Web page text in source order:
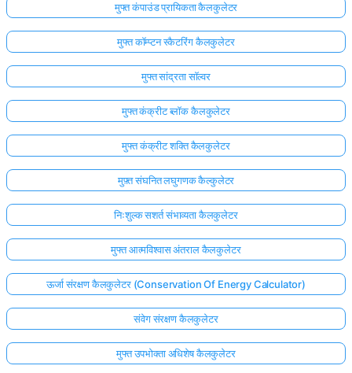
मुफ्त कंपाउंड प्रायिकता कैलकुलेटर
मुफ्त कॉम्प्टन स्कैटरिंग कैलकुलेटर
मुफ्त सांद्रता सॉल्वर
मुफ्त कंक्रीट ब्लॉक कैलकुलेटर
मुफ्त कंक्रीट शक्ति कैलकुलेटर
मुफ़्त संघनित लघुगणक कैल्कुलेटर
निःशुल्क सशर्त संभाव्यता कैलकुलेटर
मुफ्त आत्मविश्वास अंतराल कैलकुलेटर
ऊर्जा संरक्षण कैलकुलेटर (Conservation Of Energy Calculator)
संवेग संरक्षण कैलकुलेटर
मुफ्त उपभोक्ता अधिशेष कैलकुलेटर